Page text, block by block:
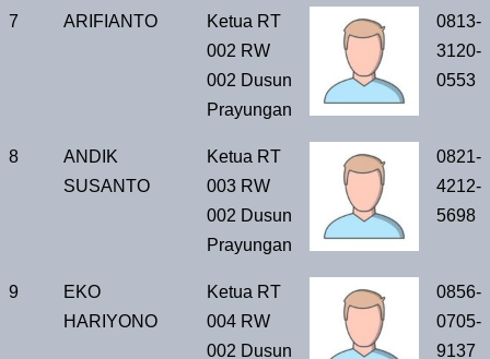
7 ARIFIANTO
Ketua RT
002 RW
002 Dusun
Prayungan
0813-
3120-
0553
8
ANDIK
SUSANTO
Ketua RT
003 RW
002 Dusun
Prayungan
0821-
4212-
5698
9
EKO
HARIYONO
Ketua RT
004 RW
002 Dusun
0856-
0705-
9137